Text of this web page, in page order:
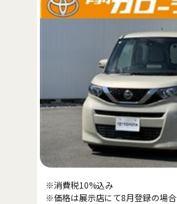
※消費税10%込み
※価格は展示店にて8月登録の場合